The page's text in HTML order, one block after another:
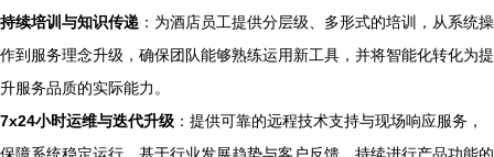
持续培训与知识传递 ：为酒店员工提供分层级、多形式的培训，从系统操
作到服务理念升级，确保团队能够熟练运用新工具，并将智能化转化为提
升服务品质的实际能力。
7x24小时运维与迭代升级 ：提供可靠的远程技术支持与现场响应服务，